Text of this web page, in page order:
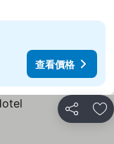
查看價格
分享 放